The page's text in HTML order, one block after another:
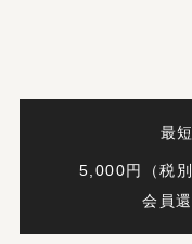
最
5,000円（税
会員